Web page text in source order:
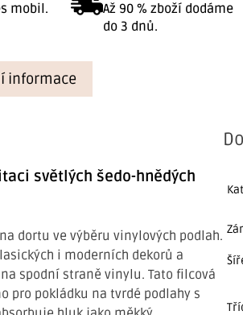
mobil.
Až 90 % zboží dodáme
do 3 dnů.
informace
světlých šedo-hnědých
dortu ve výběru vinylových podlah.
i moderních dekorů a
spodní straně vinylu. Tato filcová
pro pokládku na tvrdé podlahy s